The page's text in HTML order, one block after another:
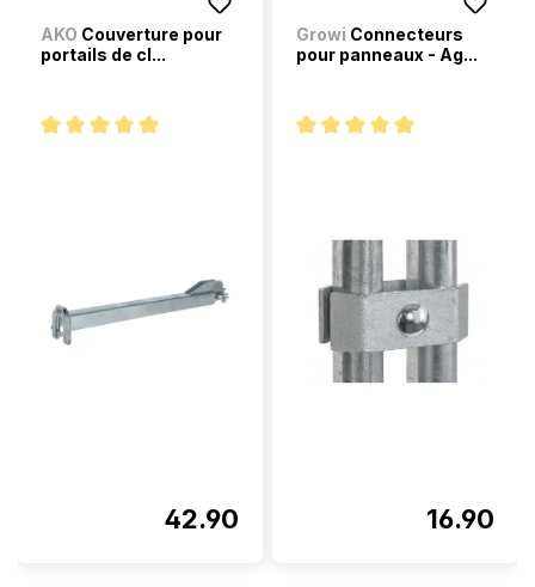
AKO Couverture pour
portails de cl...
42.90
Growi Connecteurs
pour panneaux - Ag...
16.90